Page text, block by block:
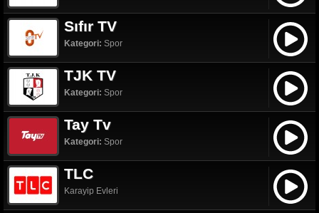
Sıfır TV
Kategori: Spor
TJK TV
Kategori: Spor
Tay Tv
Kategori: Spor
TLC
Karayip Evleri